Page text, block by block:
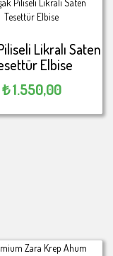
Likralı Saten
Elbise
₺1.550,00